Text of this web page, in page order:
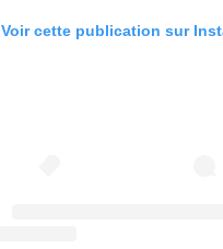
Voir cette publication sur